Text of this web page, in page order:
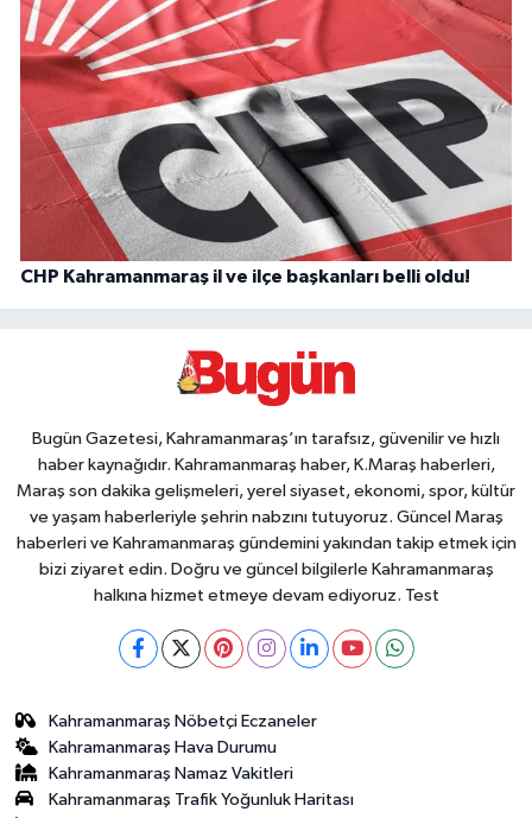
CHP Kahramanmaraş il ve ilçe başkanları belli oldu!
Bugün Gazetesi, Kahramanmaraş’ın tarafsız, güvenilir ve hızlı
haber kaynağıdır. Kahramanmaraş haber, K.Maraş haberleri,
Maraş son dakika gelişmeleri, yerel siyaset, ekonomi, spor, kültür
ve yaşam haberleriyle şehrin nabzını tutuyoruz. Güncel Maraş
haberleri ve Kahramanmaraş gündemini yakından takip etmek için
bizi ziyaret edin. Doğru ve güncel bilgilerle Kahramanmaraş
halkına hizmet etmeye devam ediyoruz. Test
Kahramanmaraş Nöbetçi Eczaneler
Kahramanmaraş Hava Durumu
Kahramanmaraş Namaz Vakitleri
Kahramanmaraş Trafik Yoğunluk Haritası